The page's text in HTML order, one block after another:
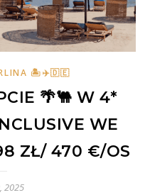
🏝✈️🇩🇪
🌴🐫 W 4*
WE
ZŁ/ 470 €/OS
2025